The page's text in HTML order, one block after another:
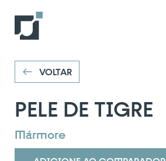
VOLTAR
PELE DE TIGRE
Mármore